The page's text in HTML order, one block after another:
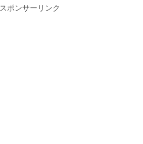
スポンサーリンク